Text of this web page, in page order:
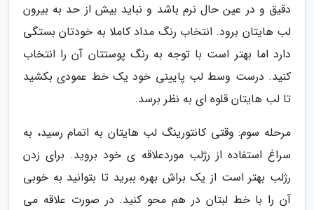
دقیق و در عین حال نرم باشد و نباید بیش از حد به بیرون
لب هایتان برود. انتخاب رنگ مداد کاملا به خودتان بستگی
دارد اما بهتر است با توجه به رنگ پوستتان آن را انتخاب
کنید. درست وسط لب پایینی خود یک خط عمودی بکشید
تا لب هایتان قلوه ای به نظر برسد.
مرحله سوم: وقتی کانتورینگ لب هایتان به اتمام رسید، به
سراغ استفاده از رژلب موردعلاقه ی خود بروید. برای زدن
رژلب بهتر است از یک براش بهره ببرید تا بتوانید به خوبی
آن را با خط لبتان در هم محو کنید. در صورت علاقه می